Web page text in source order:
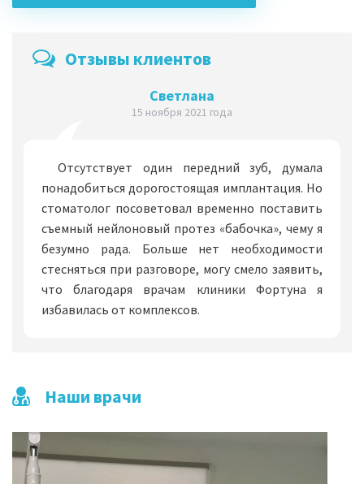
Отзывы клиентов
Светлана
15 ноября 2021 года
Отсутствует один передний зуб, думала
понадобиться дорогостоящая имплантация. Но
стоматолог посоветовал временно поставить
съемный нейлоновый протез «бабочка», чему я
безумно рада. Больше нет необходимости
стесняться при разговоре, могу смело заявить,
что благодаря врачам клиники Фортуна я
избавилась от комплексов.
Наши врачи